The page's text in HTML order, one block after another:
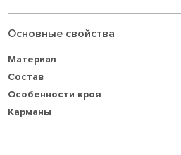
Основные свойства
Материал
Состав
Особенности кроя
Карманы